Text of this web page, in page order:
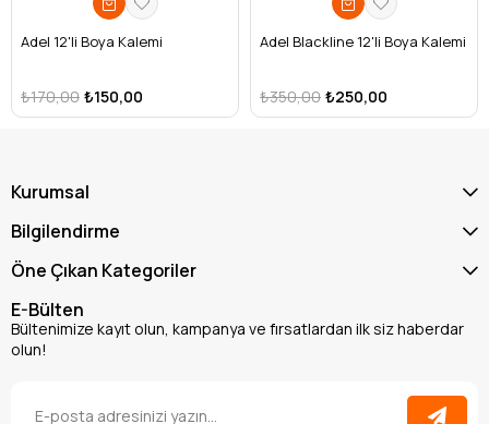
Adel 12'li Boya Kalemi
₺150,00
₺170,00
Adel Blackline 12'li Boya Kalemi
₺250,00
₺350,00
Kurumsal
Bilgilendirme
Öne Çıkan Kategoriler
E-Bülten
Bültenimize kayıt olun, kampanya ve fırsatlardan ilk siz haberdar
olun!